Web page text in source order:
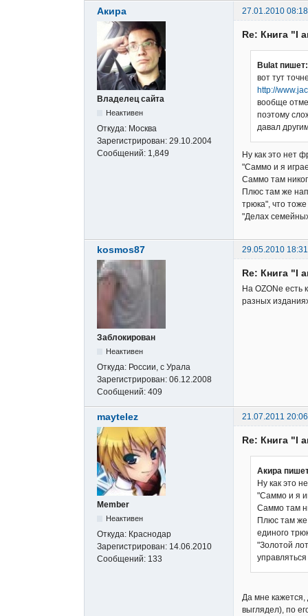
Акира 27.01.2010
Владелец сайта
Неактивен
Откуда: Москва
Зарегистрирован: 29.10.2004
Сообщений: 1,849
Re: Книга "I
Bulat пишет:
вот тут
http://
вообще
поэтому
давал
Ну как это нет
"Саммо и я
Саммо там
Плюс там же
трюка", что
"Делах
kosmos87 29.05.2010
Заблокирован
Неактивен
Откуда: России, с Урала
Зарегистрирован: 06.12.2008
Сообщений: 409
Re: Книга "I
На OZONе есть
разных
maytelez 21.07.2011
Member
Неактивен
Откуда: Краснодар
Зарегистрирован: 14.06.2010
Сообщений: 133
Re: Книга "I
Акира
Ну как это
"Саммо и я
Саммо там
Плюс там же
единого
"Золотой
Да мне кажется,
выглядел), по